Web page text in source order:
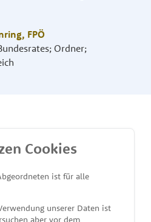
, FPÖ
Ordner;
von
Cookies
ist für alle
unserer Daten ist
aber vor dem